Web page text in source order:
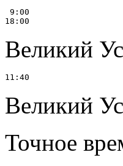
9:00
Великий
Великий
Точное